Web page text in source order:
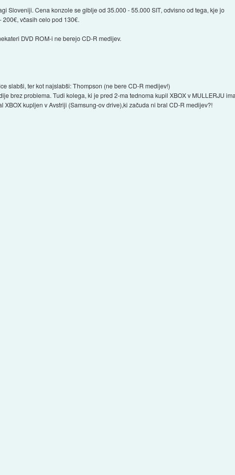
Sloveniji. Cena konzole se giblje od 35.000 - 55.000 SIT, odvisno od tega, kje jo
včasih celo pod 130€.
DVD ROM-i ne berejo CD-R medijev.
slabši, ter kot najslabši: Thompson (ne bere CD-R medijev!)
brez problema. Tudi kolega, ki je pred 2-ma tednoma kupil XBOX v MULLERJU ima
kupljen v Avstriji (Samsung-ov drive),ki začuda ni bral CD-R medijev?!